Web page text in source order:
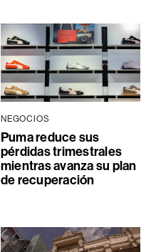
NEGOCIOS
Puma reduce sus
pérdidas trimestrales
mientras avanza su plan
de recuperación